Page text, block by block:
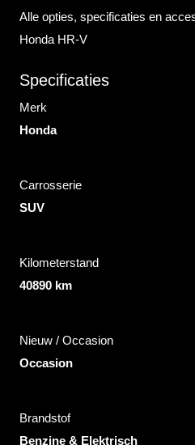
Alle opties, specificaties en
Honda HR-V
Specificaties
Merk
Honda
Carrosserie
SUV
Kilometerstand
40890 km
Nieuw / Occasion
Occasion
Brandstof
Benzine & Elektrisch